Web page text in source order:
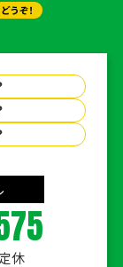
うぞ！
休